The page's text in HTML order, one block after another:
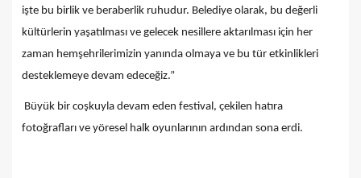
işte bu birlik ve beraberlik ruhudur. Belediye olarak, bu değerli
kültürlerin yaşatılması ve gelecek nesillere aktarılması için her
zaman hemşehrilerimizin yanında olmaya ve bu tür etkinlikleri
desteklemeye devam edeceğiz.”
Büyük bir coşkuyla devam eden festival, çekilen hatıra
fotoğrafları ve yöresel halk oyunlarının ardından sona erdi.